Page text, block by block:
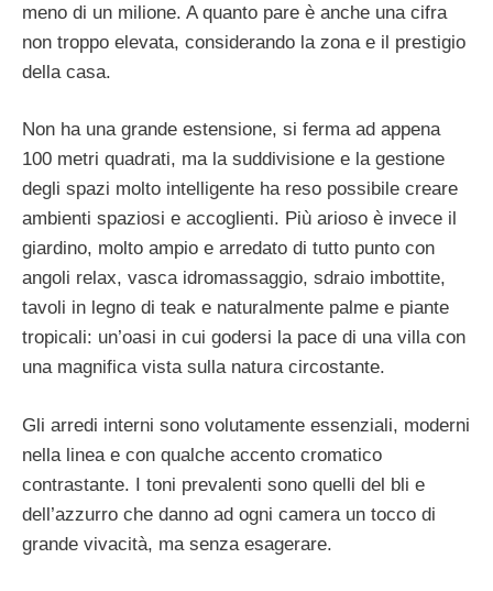
meno di un milione. A quanto pare è anche una cifra
non troppo elevata, considerando la zona e il prestigio
della casa.
Non ha una grande estensione, si ferma ad appena
100 metri quadrati, ma la suddivisione e la gestione
degli spazi molto intelligente ha reso possibile creare
ambienti spaziosi e accoglienti. Più arioso è invece il
giardino, molto ampio e arredato di tutto punto con
angoli relax, vasca idromassaggio, sdraio imbottite,
tavoli in legno di teak e naturalmente palme e piante
tropicali: un’oasi in cui godersi la pace di una villa con
una magnifica vista sulla natura circostante.
Gli arredi interni sono volutamente essenziali, moderni
nella linea e con qualche accento cromatico
contrastante. I toni prevalenti sono quelli del bli e
dell’azzurro che danno ad ogni camera un tocco di
grande vivacità, ma senza esagerare.